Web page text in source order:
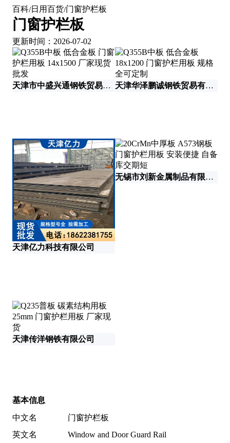
百科/日用百货/门窗护栏板
门窗护栏板
更新时间：2026-07-02
天津市中盛兴通钢铁贸易有限公司 天津华泽鹏诚钢铁贸易有限公司
天津亿力科技有限公司
无锡市刘新金属制品有限公司
天津传洋钢铁有限公司
基本信息
中文名
门窗护栏板
英文名
Window and Door Guard Rail